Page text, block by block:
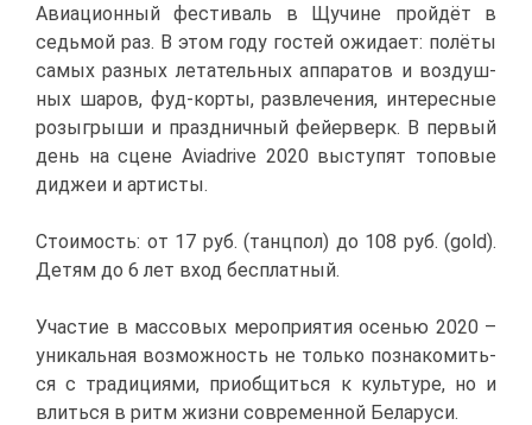
Авиа­ци­он­ный фе­сти­валь в Щу­чине прой­дёт в
седь­мой раз. В этом го­ду го­стей ожи­да­ет: по­лё­ты
са­мых раз­ных ле­та­тель­ных ап­па­ра­тов и воз­душ­
ных ша­ров, фуд-кор­ты, раз­вле­че­ния, ин­те­рес­ные
розыг­ры­ши и празд­нич­ный фей­ер­верк. В пер­вый
день на сцене Aviadrive 2020 вы­сту­пят то­по­вые
ди­джеи и ар­ти­сты.
Сто­и­мость: от 17 руб. (танц­пол) до 108 руб. (gold).
Де­тям до 6 лет вход бес­плат­ный.
Уча­стие в мас­со­вых ме­ро­при­я­тия осе­нью 2020 –
уни­каль­ная воз­мож­ность не толь­ко по­зна­ко­мить­
ся с тра­ди­ци­я­ми, при­об­щить­ся к куль­ту­ре, но и
влить­ся в ритм жиз­ни со­вре­мен­ной Бе­ла­ру­си.